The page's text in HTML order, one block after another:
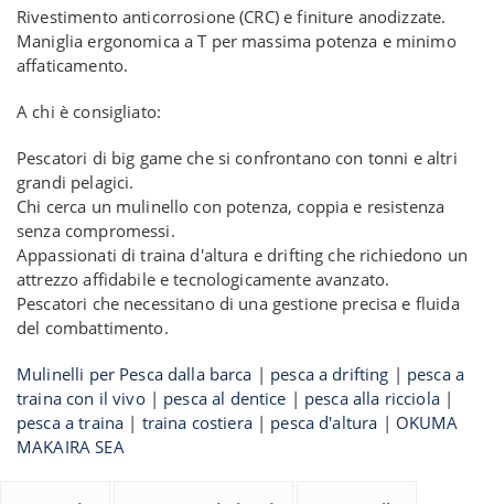
Rivestimento anticorrosione (CRC) e finiture anodizzate.
Maniglia ergonomica a T per massima potenza e minimo
affaticamento.
A chi è consigliato:
Pescatori di big game che si confrontano con tonni e altri
grandi pelagici.
Chi cerca un mulinello con potenza, coppia e resistenza
senza compromessi.
Appassionati di traina d'altura e drifting che richiedono un
attrezzo affidabile e tecnologicamente avanzato.
Pescatori che necessitano di una gestione precisa e fluida
del combattimento.
Mulinelli per Pesca dalla barca | pesca a drifting | pesca a
traina con il vivo| pesca al dentice | pesca alla ricciola|
pesca a traina | traina costiera| pesca d'altura | OKUMA
MAKAIRA SEA